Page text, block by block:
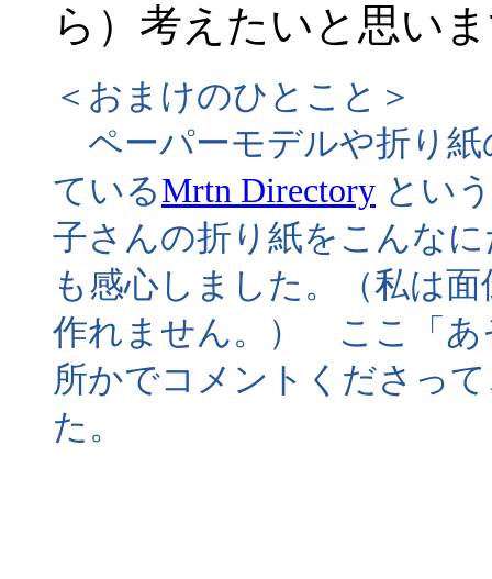
ら）考えたいと思い
＜おまけのひとこと＞
ペーパーモデルや折り紙
ているMrtn Directory とい
子さんの折り紙をこんな
も感心しました。（私は
作れません。） ここ「あ
所かでコメントくださっ
た。